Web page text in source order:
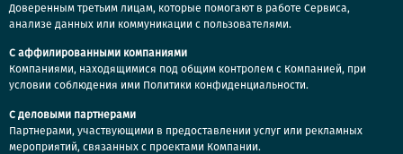
Доверенным третьим лицам, которые помогают в работе Сервиса,
анализе данных или коммуникации с пользователями.
С аффилированными компаниями
Компаниями, находящимися под общим контролем с Компанией, при
условии соблюдения ими Политики конфиденциальности.
С деловыми партнерами
Партнерами, участвующими в предоставлении услуг или рекламных
мероприятий, связанных с проектами Компании.